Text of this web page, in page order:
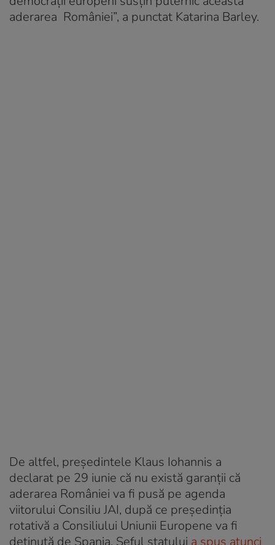
aderarea României”, a punctat Katarina Barley.
De altfel, președintele Klaus Iohannis a
declarat pe 29 iunie că nu există garanții că
aderarea României va fi pusă pe agenda
viitorului Consiliu JAI, după ce președinția
rotativă a Consiliului Uniunii Europene va fi
deținută de Spania. Șeful statului a spus atunci